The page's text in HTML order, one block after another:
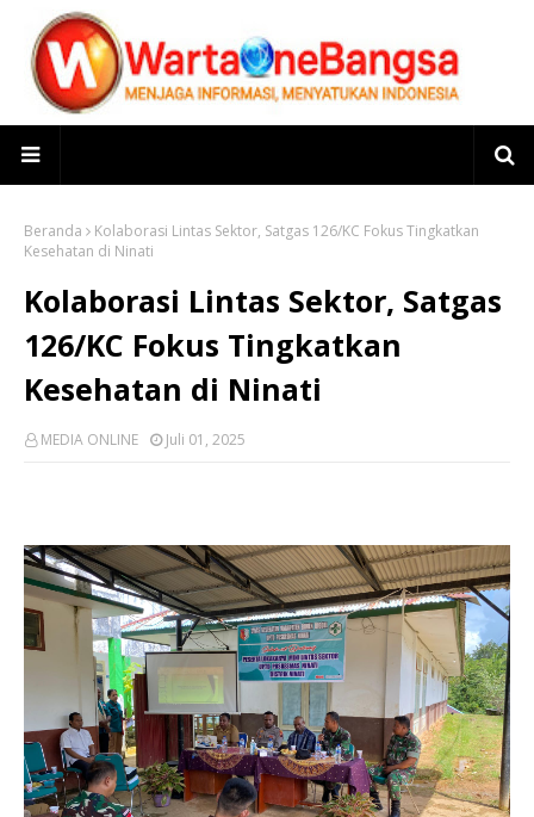
Beranda
Kolaborasi Lintas Sektor, Satgas 126/KC Fokus Tingkatkan
Kesehatan di Ninati
Kolaborasi Lintas Sektor, Satgas
126/KC Fokus Tingkatkan
Kesehatan di Ninati
MEDIA ONLINE Juli 01, 2025